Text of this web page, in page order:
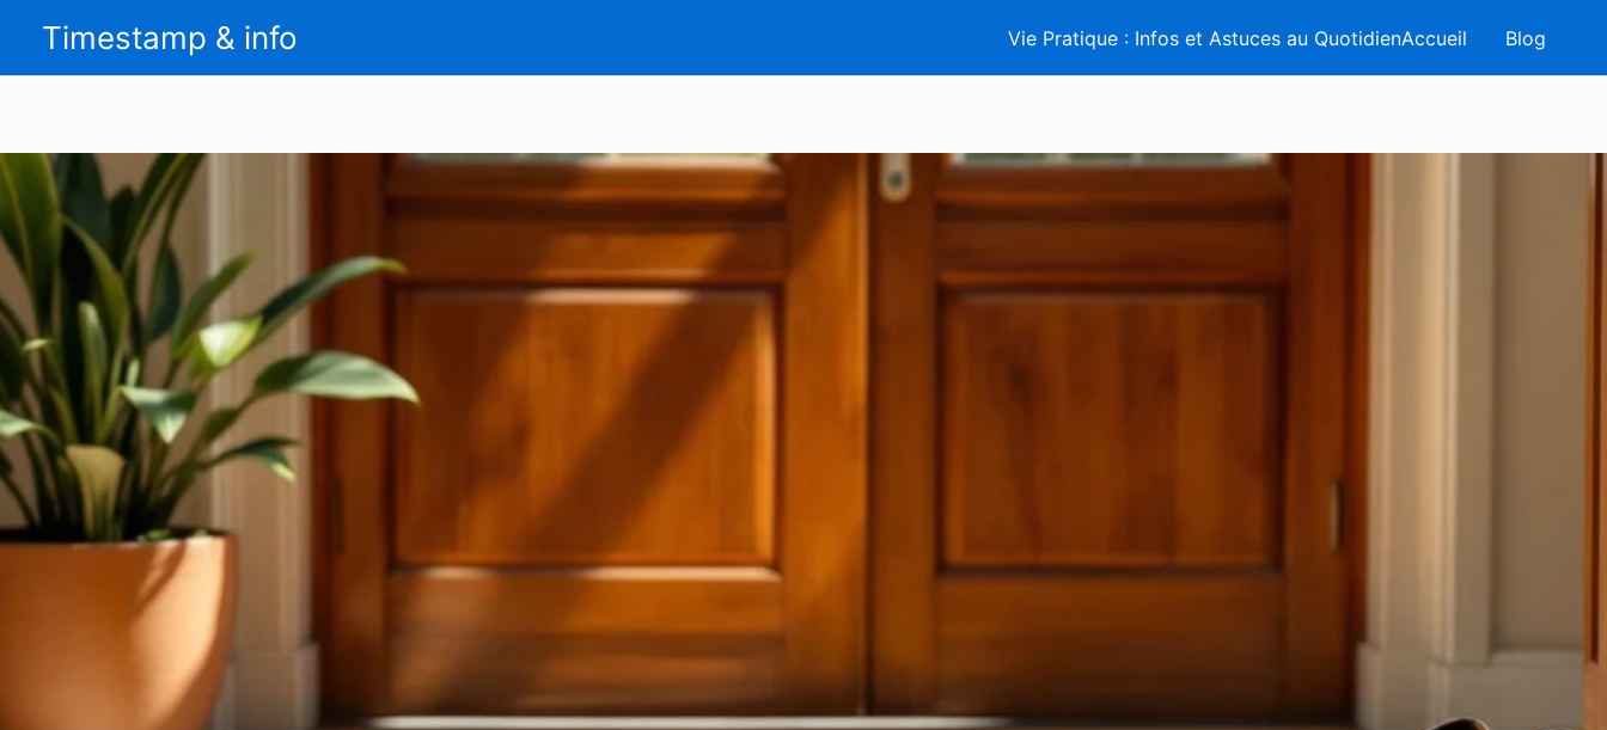
contenu
Timestamp & info Vie Pratique : Infos et Astuces au QuotidienAccueil Blog